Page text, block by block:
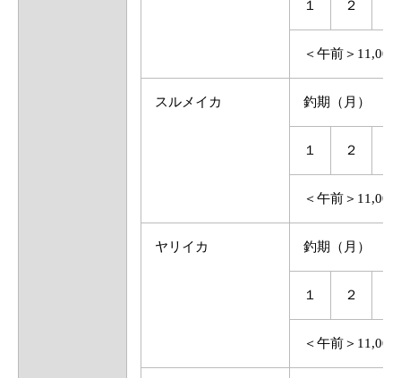
１ ２
＜午前＞
スルメイカ 釣期（月）
１ ２
＜午前＞
ヤリイカ 釣期（月）
１ ２
＜午前＞